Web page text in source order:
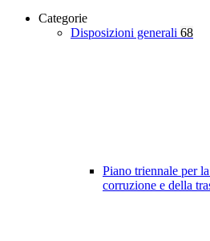
Categorie
Disposizioni generali 68
Piano triennale per
corruzione e della